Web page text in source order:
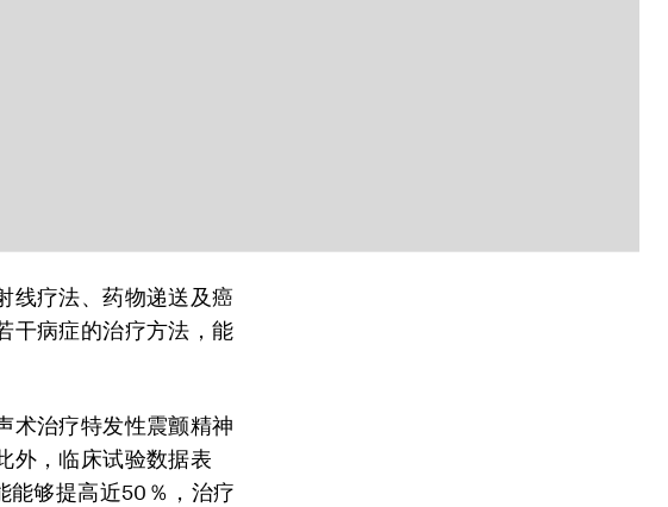
线疗法、药物递送及癌
干病症的治疗方法，能
术治疗特发性震颤精神
外，临床试验数据表
能够提高近50％，治疗